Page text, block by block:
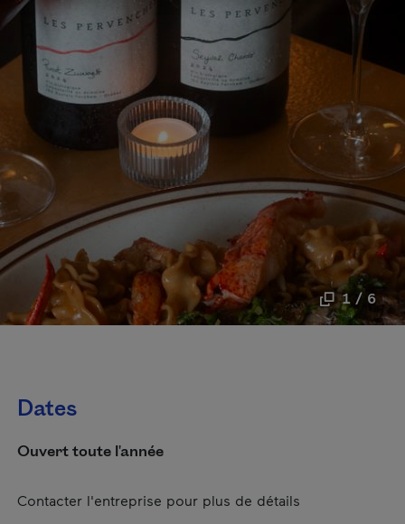
1 / 6
Dates
Ouvert toute l'année
Contacter l'entreprise pour plus de détails